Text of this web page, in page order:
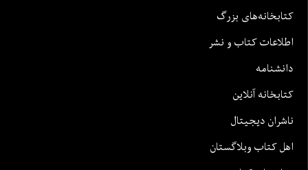
کتابخانه‌های بزرگ
اطلاعات کتاب و نشر
دانشنامه
کتابخانه آنلاین
ناشران دیجیتال
اهل کتاب وبلاگستان